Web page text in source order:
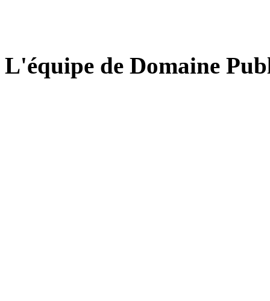
L'équipe de Domaine